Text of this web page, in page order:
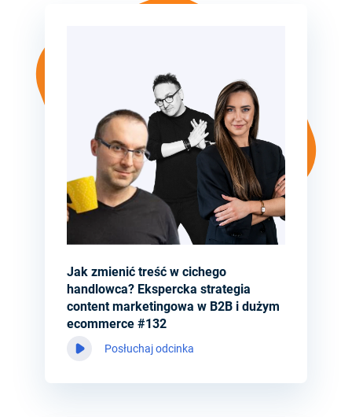
Jak zmienić treść w cichego
handlowca? Ekspercka strategia
content marketingowa w B2B i dużym
ecommerce #132
Posłuchaj odcinka